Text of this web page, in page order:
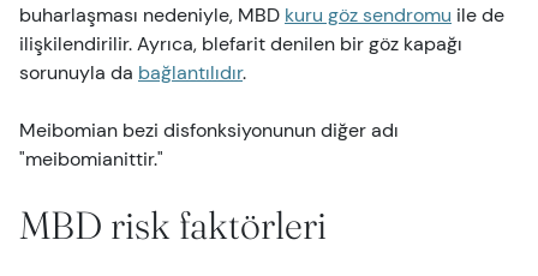
buharlaşması nedeniyle, MBD kuru göz sendromu ile de
ilişkilendirilir. Ayrıca, blefarit denilen bir göz kapağı
sorunuyla da bağlantılıdır.
Meibomian bezi disfonksiyonunun diğer adı
"meibomianittir."
MBD risk faktörleri